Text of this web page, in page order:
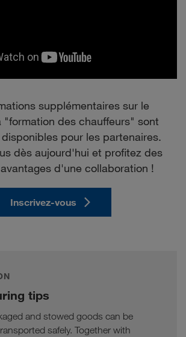
supplémentaires sur le
"formation des chauffeurs" sont
pour les partenaires.
dès aujourd'hui et profitez des
d'une collaboration !
Inscrivez-vous
tips
and stowed goods can be
safely. Together with